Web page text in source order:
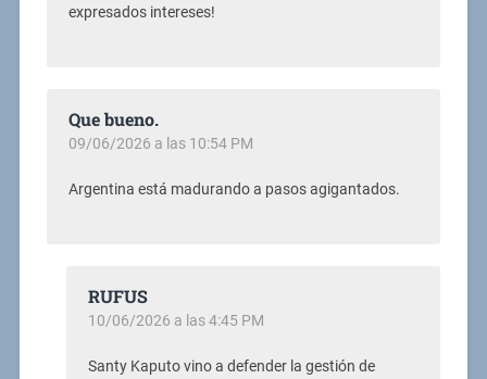
expresados intereses!
Que bueno.
09/06/2026 a las 10:54 PM
Argentina está madurando a pasos agigantados.
RUFUS
10/06/2026 a las 4:45 PM
Santy Kaputo vino a defender la gestión de